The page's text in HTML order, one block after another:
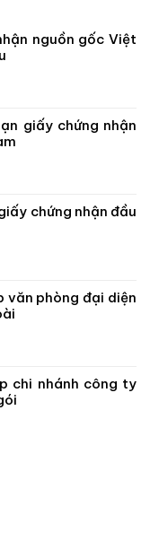
nguồn gốc Việt
giấy chứng nhận
chứng nhận đầu
văn phòng đại diện
chi nhánh công ty